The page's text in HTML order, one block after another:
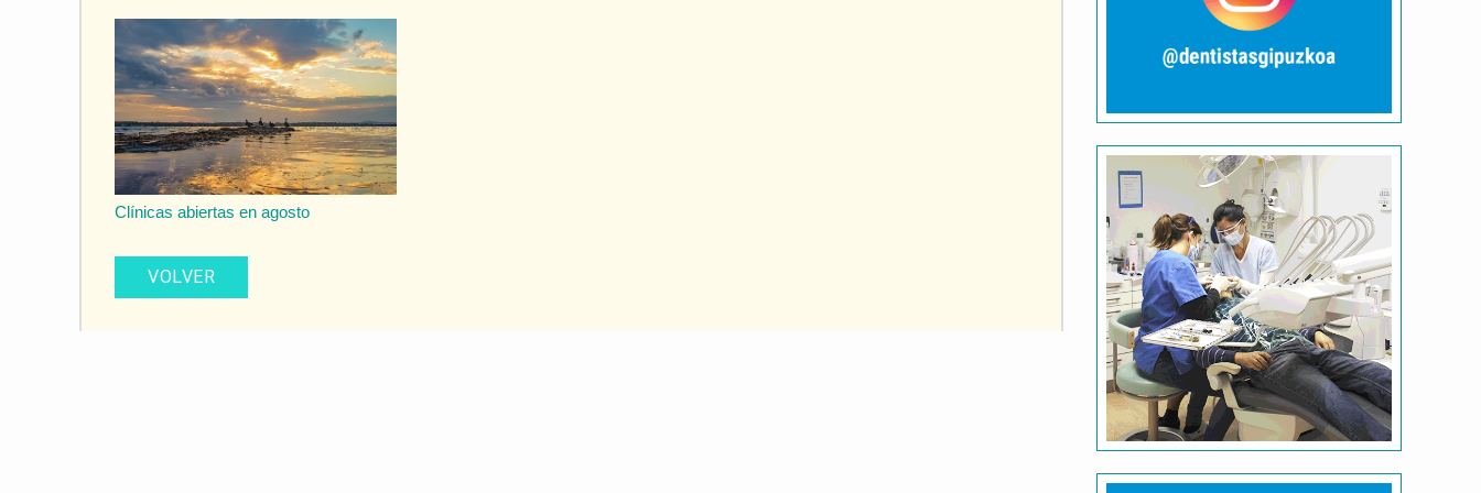
Clínicas abiertas en agosto
VOLVER